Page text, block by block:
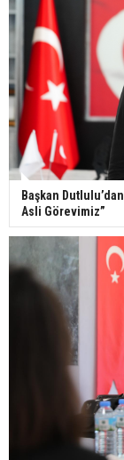
Başkan
Asli Görevimiz”